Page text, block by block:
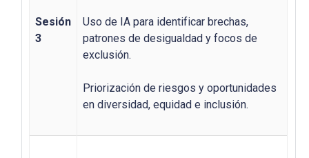
Sesión
3
Uso de IA para identificar brechas,
patrones de desigualdad y focos de
exclusión.
Priorización de riesgos y oportunidades
en diversidad, equidad e inclusión.